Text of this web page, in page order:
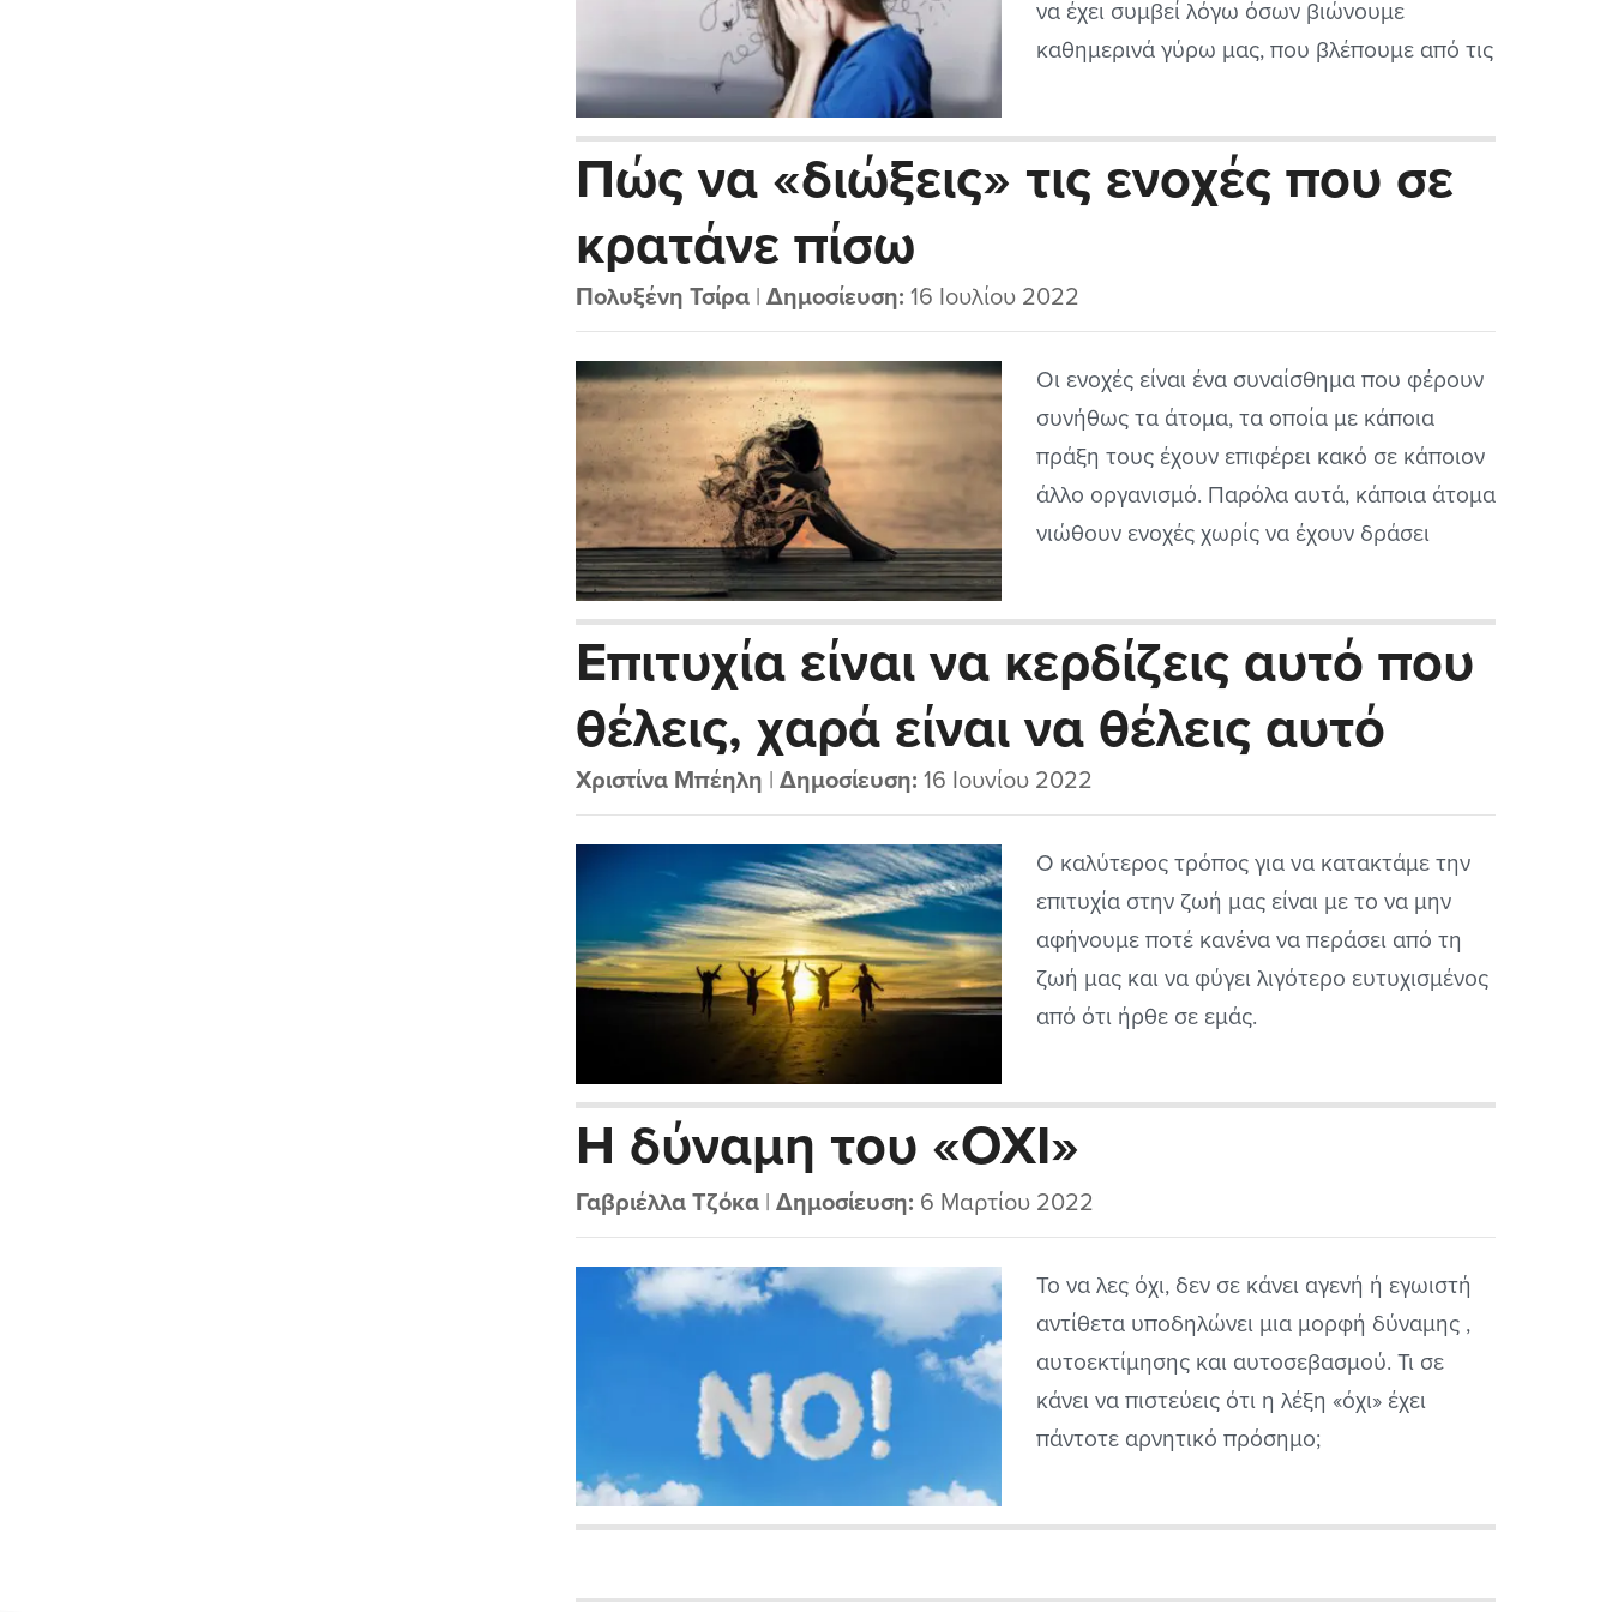
να έχει συμβεί λόγω όσων βιώνουμε
καθημερινά γύρω μας, που βλέπουμε από τις
Πώς να «διώξεις» τις ενοχές που σε
κρατάνε πίσω
Πολυξένη Τσίρα |Δημοσίευση: 16 Ιουλίου 2022
Οι ενοχές είναι ένα συναίσθημα που φέρουν
συνήθως τα άτομα, τα οποία με κάποια
πράξη τους έχουν επιφέρει κακό σε κάποιον
άλλο οργανισμό. Παρόλα αυτά, κάποια άτομα
νιώθουν ενοχές χωρίς να έχουν δράσει
αυτό το άρθρο.
Επιτυχία είναι να κερδίζεις αυτό που
θέλεις, χαρά είναι να θέλεις αυτό
που πέτυχες
Χριστίνα Μπέηλη |Δημοσίευση: 16 Ιουνίου 2022
Ο καλύτερος τρόπος για να κατακτάμε την
επιτυχία στην ζωή μας είναι με το να μην
αφήνουμε ποτέ κανένα να περάσει από τη
ζωή μας και να φύγει λιγότερο ευτυχισμένος
από ότι ήρθε σε εμάς.
Η δύναμη του «ΟΧΙ»
Γαβριέλλα Τζόκα |Δημοσίευση: 6 Μαρτίου 2022
Το να λες όχι, δεν σε κάνει αγενή ή εγωιστή
αντίθετα υποδηλώνει μια μορφή δύναμης ,
αυτοεκτίμησης και αυτοσεβασμού. Τι σε
κάνει να πιστεύεις ότι η λέξη «όχι» έχει
πάντοτε αρνητικό πρόσημο;